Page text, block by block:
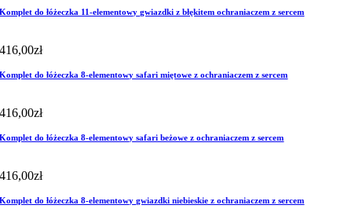
Komplet do łóżeczka 11-elementowy gwiazdki z błękitem ochraniaczem z sercem
416,00zł
Komplet do łóżeczka 8-elementowy safari miętowe z ochraniaczem z sercem
416,00zł
Komplet do łóżeczka 8-elementowy safari beżowe z ochraniaczem z sercem
416,00zł
Komplet do łóżeczka 8-elementowy gwiazdki niebieskie z ochraniaczem z sercem